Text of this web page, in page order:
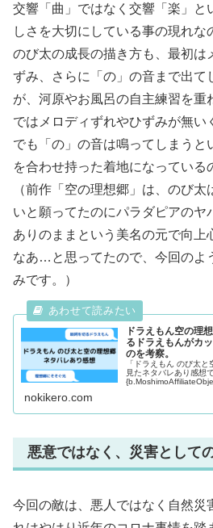
交響「曲」ではなく交響「楽」と
しさを大切にしている事の現れな
のび太の成長の描き方も、最初は
ずみ、さらに「の」の音まで出て
が、河原やお風呂の自主練習を重
ではメロディずれやひずみが無い
でも「の」の音は鳴ってしまうと
を合わせ持った着地になっている
（前作「空の理想郷」は、のび
いと願ってたのにパラダピアのヤ
ありのままという美名の元で向上
なあ…と思ってたので、今回のよ
みです。）
ドラえもん空の理
るドラえもんがカ
のを考察。
「ドラえもん のび太
見たネタバレあり感想
nokikero.com
悪意ではなく、災害として
今回の敵は、悪人ではなく自然災